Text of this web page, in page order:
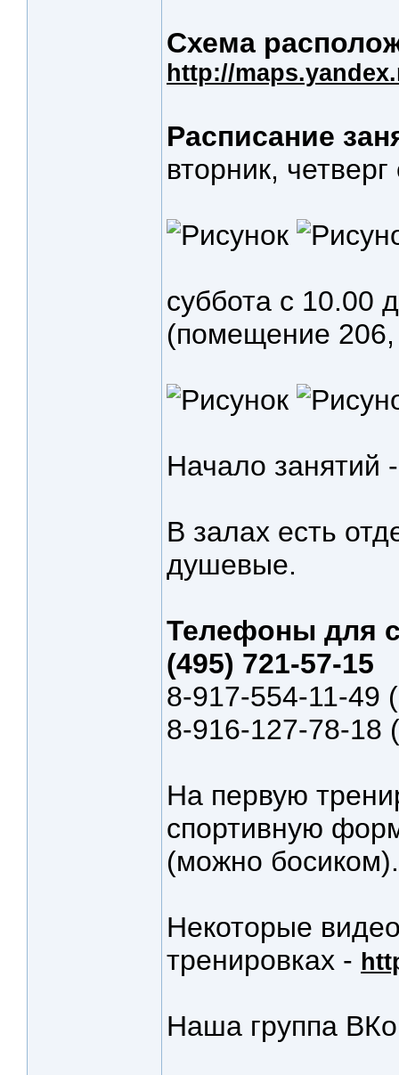
Схема
http://
Расписание
вторник,
суббота с 10.00
(помещение
Начало занятий
В залах есть
душевые.
Телефоны для
(495) 721-57-15
8-917-554-11-49
8-916-127-78-18
На первую
спортивную
(можно босиком).
Некоторые
тренировках -
Наша группа